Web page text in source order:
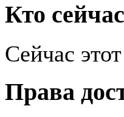
Кто
Сейчас
Права